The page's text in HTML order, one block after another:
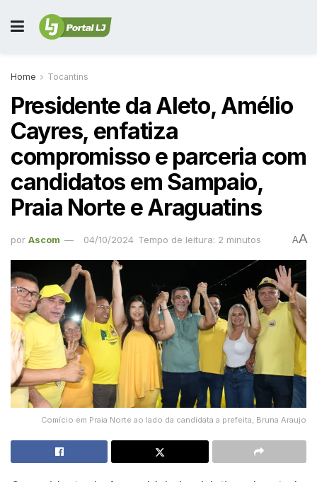
Home Tocantins
Presidente da Aleto, Amélio
Cayres, enfatiza
compromisso e parceria com
candidatos em Sampaio,
Praia Norte e Araguatins
por Ascom 04/10/2024 Tempo de leitura: 2 minutos AA
Comício em Praia Norte ao lado da candidata a prefeita, Bruna Araujo